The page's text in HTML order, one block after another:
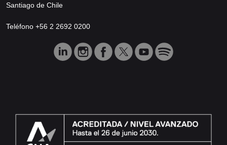
Santiago de Chile
Teléfono +56 2 2692 0200